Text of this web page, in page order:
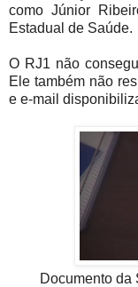
como Júnior
Estadual de Saúde.
O RJ1 não
Ele também não
e e-mail
Documento da